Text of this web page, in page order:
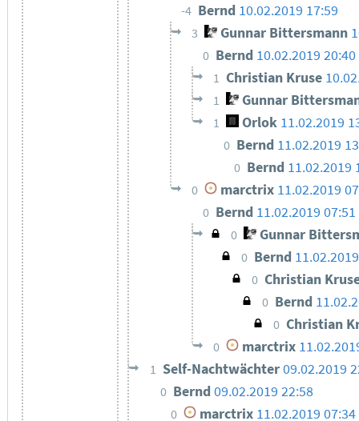
-4 Bernd 10.02.2019 17:59
3 Gunnar Bittersmann
0 Bernd 10.02.2019 20:40
1 Christian Kruse
1 Gunnar
1 Orlok 11.02.2019
0 Bernd 11.02.2019
0 Bernd 11.02.2019
0 marctrix 11.02.2019
0 Bernd 11.02.2019 07:51
0 Gunnar
0 Bernd
0 Christian
0 Bernd
0 Christian
0 marctrix
1 Self-Nachtwächter09.02.2019
0 Bernd 09.02.2019 22:58
0 marctrix 11.02.2019 07:34